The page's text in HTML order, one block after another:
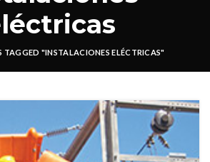
TAGGED "INSTALACIONES ELÉCTRICAS"